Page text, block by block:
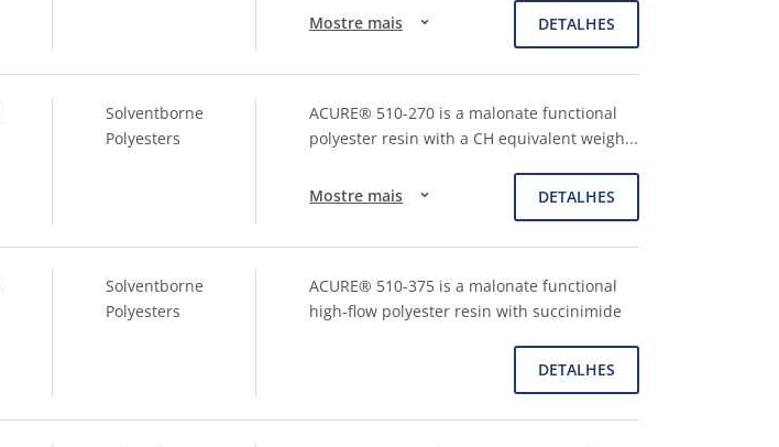
Mostre mais DETALHES
Solventborne
Polyesters
ACURE® 510-270 is a malonate functional
polyester resin with a CH equivalent weigh...
Mostre mais DETALHES
Solventborne
Polyesters
ACURE® 510-375 is a malonate functional
high-flow polyester resin with succinimide
DETALHES